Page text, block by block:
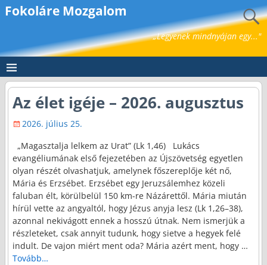
Fokoláre Mozgalom
„Legyenek mindnyájan egy..."
Az élet igéje – 2026. augusztus
2026. július 25.
„Magasztalja lelkem az Urat” (Lk 1,46) Lukács
evangéliumának első fejezetében az Újszövetség egyetlen
olyan részét olvashatjuk, amelynek főszereplője két nő,
Mária és Erzsébet. Erzsébet egy Jeruzsálemhez közeli
faluban élt, körülbelül 150 km-re Názárettől. Mária miután
hírül vette az angyaltól, hogy Jézus anyja lesz (Lk 1,26–38),
azonnal nekivágott ennek a hosszú útnak. Nem ismerjük a
részleteket, csak annyit tudunk, hogy sietve a hegyek felé
indult. De vajon miért ment oda? Mária azért ment, hogy …
Tovább…